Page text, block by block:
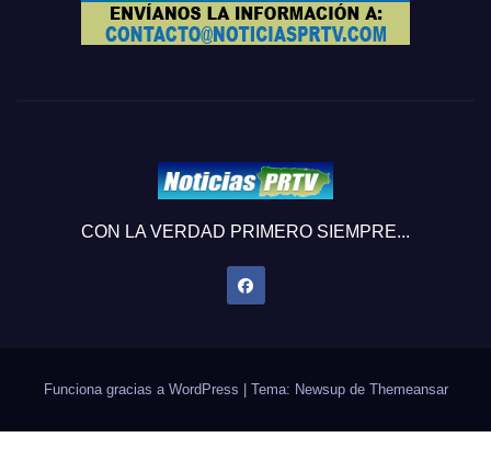
CON LA VERDAD PRIMERO SIEMPRE...
Funciona gracias a WordPress Tema: Newsup de Themeansar